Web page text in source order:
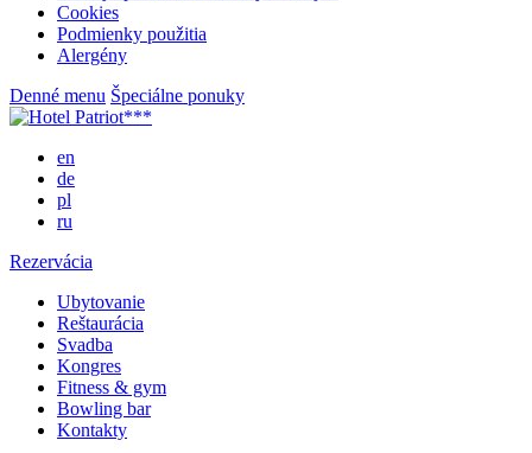
Cookies
Podmienky použitia
Alergény
Denné menu Špeciálne ponuky
en
de
pl
ru
Rezervácia
Ubytovanie
Reštaurácia
Svadba
Kongres
Fitness & gym
Bowling bar
Kontakty